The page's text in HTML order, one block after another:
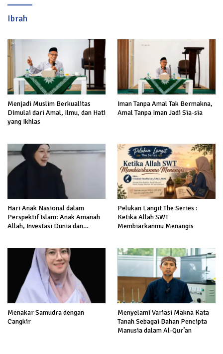
Ibrah
Menjadi Muslim Berkualitas
Dimulai dari Amal, Ilmu, dan Hati
yang Ikhlas
Iman Tanpa Amal Tak Bermakna,
Amal Tanpa Iman Jadi Sia-sia
Hari Anak Nasional dalam
Perspektif Islam: Anak Amanah
Allah, Investasi Dunia dan
Pelukan Langit The Series :
Ketika Allah SWT
Membiarkanmu Menangis
Menakar Samudra dengan
Cangkir
Menyelami Variasi Makna Kata
Tanah Sebagai Bahan Pencipta
Manusia dalam Al-Qur’an